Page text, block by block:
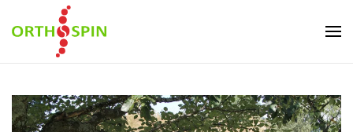
Skip to main content